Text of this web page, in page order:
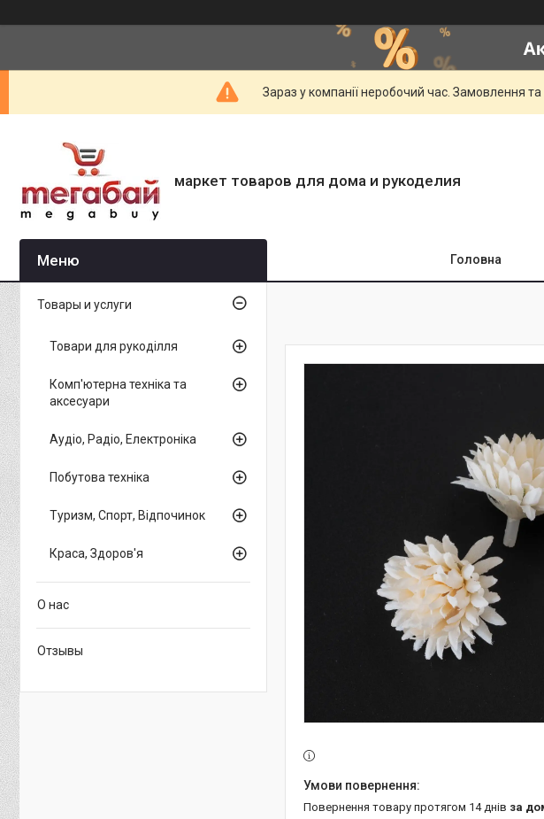
Зараз у компанії неробочий час. Замовлення
маркет товаров для дома и рукоделия
Головна
повернення товару протягом 14 днів за
Товары и услуги
Товари для рукоділля
Комп'ютерна техніка та
аксесуари
Аудіо, Радіо, Електроніка
Побутова техніка
Туризм, Спорт, Відпочинок
Краса, Здоров'я
О нас
Отзывы